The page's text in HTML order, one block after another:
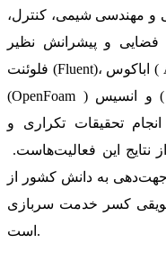
و مهندسی شیمی، کنترل،
فضایی و پیشرانش نظیر
فلوئنت (Fluent)، اباکوس ( Abaqus )، کامسول ( Comsol )، اپن فوم
(OpenFoam ) و انسیس ( Ansys ) در قالب بسته‌ و فیلم های
تحقیقات تکراری و
نتایج این فعالیت‌هاست.
جهت‌دهی به دانش کشور از
کسر خدمت سربازی
است.